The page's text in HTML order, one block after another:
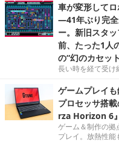
車が変形して
―41年ぶり完全
ー。新旧スタ
前、たった1人
の“幻のカセッ
長い時を経て受け
ゲームプレイ
プロセッサ搭
rza Horizon 6
ゲーム＆制作の拠
プレイ。放熱性能